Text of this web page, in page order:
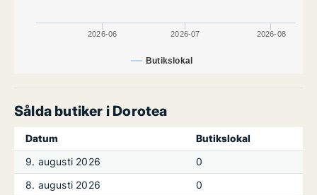
Butikslokal
2026-06 2026-07 2026-08
Sålda butiker i Dorotea
Datum
Butikslokal
9. augusti 2026
0
8. augusti 2026
0